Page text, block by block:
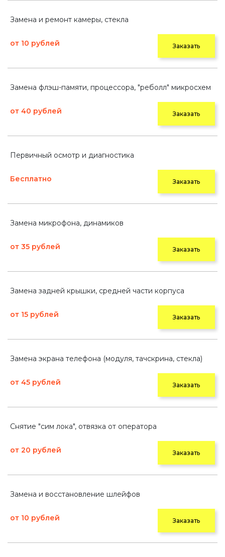
Замена и ремонт камеры, стекла
от 10 рублей Заказать
Замена флэш-памяти, процессора, "реболл" микросхем
от 40 рублей Заказать
Первичный осмотр и диагностика
Бесплатно Заказать
Замена микрофона, динамиков
от 35 рублей Заказать
Замена задней крышки, средней части корпуса
от 15 рублей Заказать
Замена экрана телефона (модуля, тачскрина, стекла)
от 45 рублей Заказать
Снятие "сим лока", отвязка от оператора
от 20 рублей Заказать
Замена и восстановление шлейфов
от 10 рублей Заказать